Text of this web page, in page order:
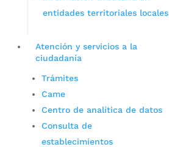
entidades territoriales locales
Atención y servicios a la
ciudadanía
Trámites
Came
Centro de analítica de datos
Consulta de
establecimientos